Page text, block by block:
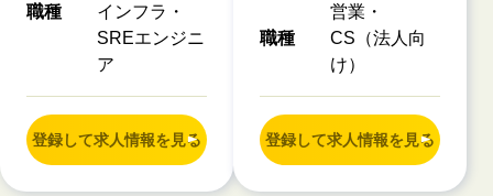
職種
インフラ・
SREエンジニ
ア
登録して求人情報を見る
職種
営業・
CS（法人向
け）
登録して求人情報を見る